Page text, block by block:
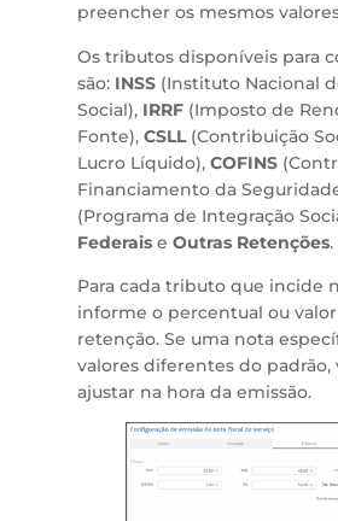
preencher os mesmos
Os tributos disponíveis para
são: INSS (Instituto Nacional
Social), IRRF (Imposto de
Fonte), CSLL(Contribuição
Lucro Líquido), COFINS
Financiamento da
(Programa de Integração
Federais e Outras Retenções.
Para cada tributo que incide
informe o percentual ou
retenção. Se uma nota
valores diferentes do padrão,
ajustar na hora da emissão.